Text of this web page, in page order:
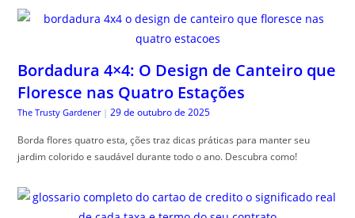
Bordadura 4×4: O Design de Canteiro que
Floresce nas Quatro Estações
The Trusty Gardener | 29 de outubro de 2025
Borda flores quatro esta, ções traz dicas práticas para manter seu
jardim colorido e saudável durante todo o ano. Descubra como!